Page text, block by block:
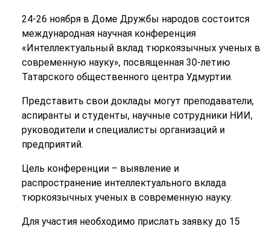
24-26 ноября в Доме Дружбы народов состоится
международная научная конференция
«Интеллектуальный вклад тюркоязычных ученых в
современную науку», посвященная 30-летию
Татарского общественного центра Удмуртии.
Представить свои доклады могут преподаватели,
аспиранты и студенты, научные сотрудники НИИ,
руководители и специалисты организаций и
предприятий.
Цель конференции – выявление и
распространение интеллектуального вклада
тюркоязычных ученых в современную науку.
Для участия необходимо прислать заявку до 15